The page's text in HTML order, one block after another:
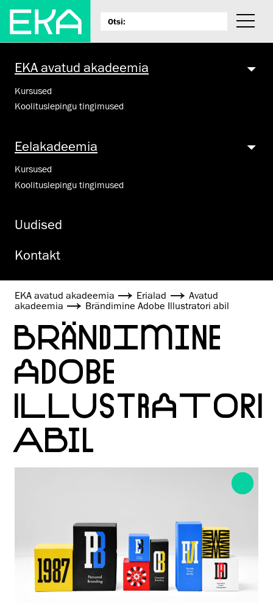
EKA avatud akadeemia
Kursused
Koolituslepingu tingimused
Eelakadeemia
Kursused
Koolituslepingu tingimused
Uudised
Kontakt
EKA avatud akadeemia Erialad
Avatud
akadeemia
Brändimine Adobe Illustratori abil
BRÄNDIMINE
ADOBE
ILLUSTRATORI
ABIL